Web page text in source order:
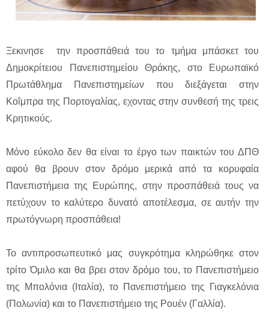
Ξεκινησε την προσπάθειά του το τμήμα μπάσκετ του
Δημοκρίτειου Πανεπιστημείου Θράκης, στο Ευρωπαϊκό
Πρωτάθλημα Πανεπιστημείων που διεξάγεται στην
Κοΐμπρα της Πορτογαλίας, εχοντας στην συνθεσή της τρεις
Κρητικούς.
Μόνο εύκολο δεν θα είναι το έργο των παικτών του ΔΠΘ
αφού θα βρουν στον δρόμο μερικά από τα κορυφαία
Πανεπιστήμεια της Ευρώπης, στην προσπάθειά τους να
πετύχουν το καλύτερο δυνατό αποτέλεσμα, σε αυτήν την
πρωτόγνωρη προσπάθεια!
Το αντιπροσωπευτικό μας συγκρότημα κληρώθηκε στον
τρίτο Όμιλο και θα βρει στον δρόμο του, το Πανεπιστήμειο
της Μπολόνια (Ιταλία), το Πανεπιστήμειο της Γιαγκελόνια
(Πολωνία) και το Πανεπιστήμειο της Ρουέν (Γαλλία).